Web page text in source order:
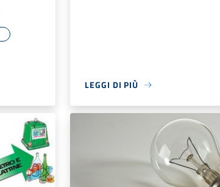
LEGGI DI PIÙ